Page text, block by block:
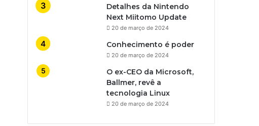
Detalhes da Nintendo
Next Miitomo Update
20 de março de 2024
Conhecimento é poder
20 de março de 2024
O ex-CEO da Microsoft,
Ballmer, revê a
tecnologia Linux
20 de março de 2024